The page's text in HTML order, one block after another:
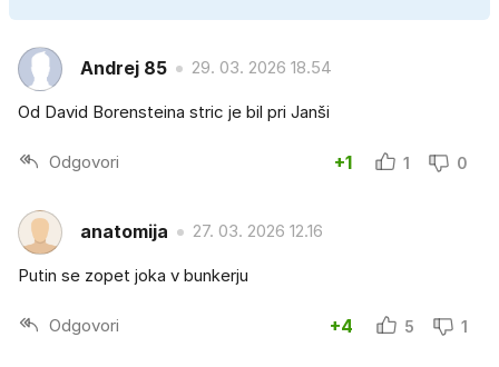
Andrej 85 29. 03. 2026 18.54
Od David Borensteina stric je bil pri Janši
Odgovori +1 1 0
anatomija 27. 03. 2026 12.16
Putin se zopet joka v bunkerju
Odgovori +4 5 1